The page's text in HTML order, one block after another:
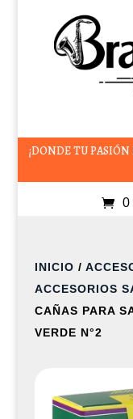
¡DONDE TU
0
INICIO /
ACCESORIOS
CAÑAS PARA
VERDE N°2